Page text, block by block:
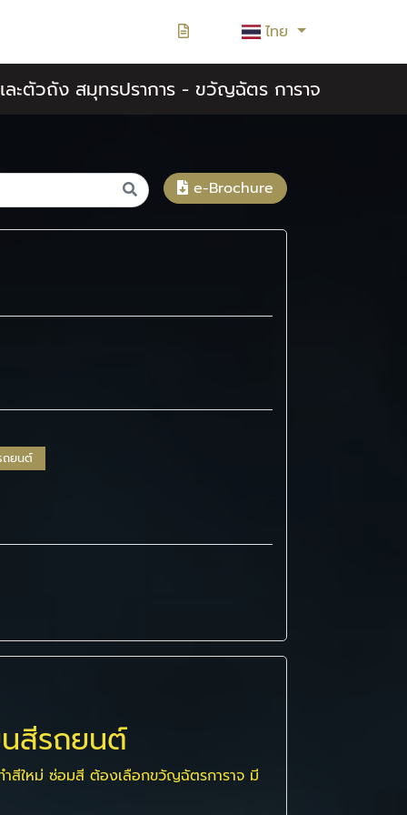
ไทย
ะตัวถัง สมุทรปราการ - ขวัญฉัตร การาจ
e-Brochure
ถยนต์
สีรถยนต์
สีใหม่ ซ่อมสี ต้องเลือกขวัญฉัตรการาจ มี